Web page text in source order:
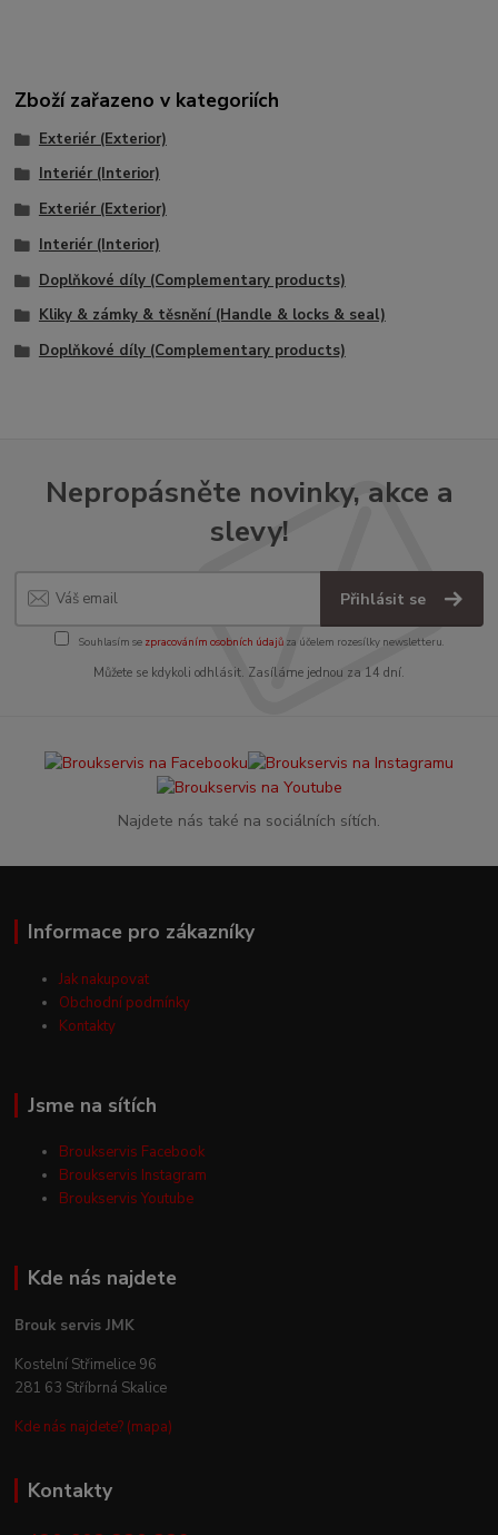
Zboží zařazeno v kategoriích
Exteriér (Exterior)
Interiér (Interior)
Exteriér (Exterior)
Interiér (Interior)
Doplňkové díly (Complementary products)
Kliky & zámky & těsnění (Handle & locks & seal)
Doplňkové díly (Complementary products)
Nepropásněte novinky, akce a
slevy!
Přihlásit se
Souhlasím se zpracováním osobních údajůza účelem rozesílky newsletteru.
Můžete se kdykoli odhlásit. Zasíláme jednou za 14 dní.
Najdete nás také na sociálních sítích.
Informace pro zákazníky
Jak nakupovat
Obchodní podmínky
Kontakty
Jsme na sítích
Broukservis Facebook
Broukservis Instagram
Broukservis Youtube
Kde nás najdete
Brouk servis JMK
Kostelní Střimelice 96
281 63 Stříbrná Skalice
Kde nás najdete? (mapa)
Kontakty